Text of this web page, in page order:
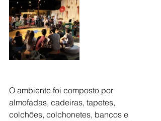
O ambiente foi composto por
almofadas, cadeiras, tapetes,
colchões, colchonetes, bancos e